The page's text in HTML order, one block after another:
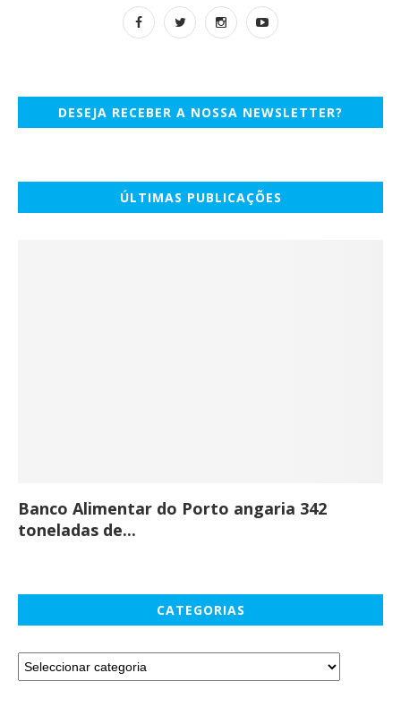
DESEJA RECEBER A NOSSA NEWSLETTER?
ÚLTIMAS PUBLICAÇÕES
Banco Alimentar do Porto angaria 342
toneladas de...
CATEGORIAS